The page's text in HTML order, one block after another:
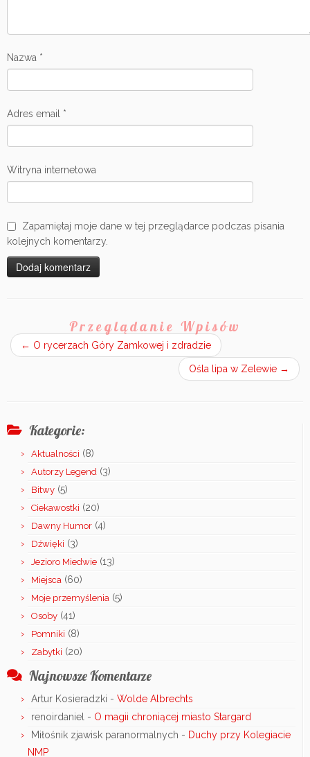
Nazwa *
Adres email *
Witryna internetowa
Zapamiętaj moje dane w tej przeglądarce podczas pisania
kolejnych komentarzy.
Przeglądanie Wpisów
← O rycerzach Góry Zamkowej i zdradzie
Ośla lipa w Zelewie →
Kategorie:
Aktualności (8)
Autorzy Legend (3)
Bitwy (5)
Ciekawostki (20)
Dawny Humor (4)
Dźwięki (3)
Jezioro Miedwie (13)
Miejsca (60)
Moje przemyślenia (5)
Osoby (41)
Pomniki (8)
Zabytki (20)
Najnowsze Komentarze
Artur Kosieradzki - Wolde Albrechts
renoirdaniel - O magii chroniącej miasto Stargard
Miłośnik zjawisk paranormalnych - Duchy przy Kolegiacie
NMP